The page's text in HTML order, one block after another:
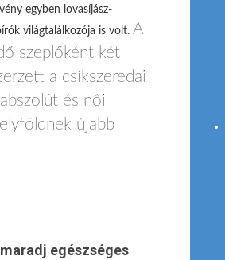
egyben lovasíjász-
világtalálkozója is volt. A
szeplőként két
a csíkszeredai
és női
újabb
egészséges